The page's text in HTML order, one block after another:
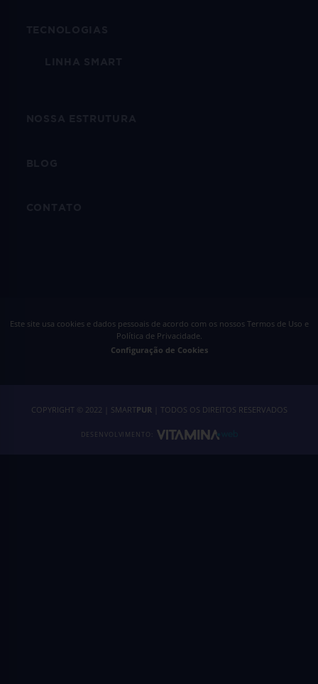
Este site usa cookies e dados pessoais de acordo com os nossos Termos de Uso e
Política de Privacidade.
Configuração de Cookies
COPYRIGHT © 2022 | SMARTPUR| TODOS OS DIREITOS RESERVADOS
DESENVOLVIMENTO: